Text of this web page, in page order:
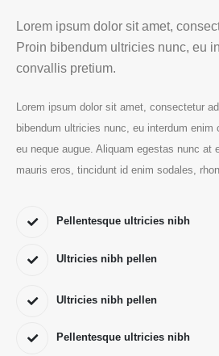
Lorem ipsum dolor sit amet,
Proin bibendum ultricies nunc, eu
convallis pretium.
Lorem ipsum dolor sit amet, consectetur
bibendum ultricies nunc, eu interdum
eu neque augue. Aliquam egestas nunc at
mauris eros, tincidunt id enim sodales,
Pellentesque ultricies nibh
Ultricies nibh pellen
Ultricies nibh pellen
Pellentesque ultricies nibh